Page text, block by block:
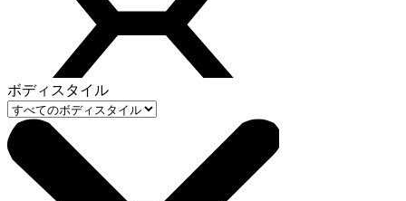
ボディスタイル